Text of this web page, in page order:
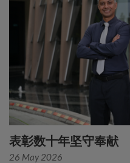
表彰数十年坚守奉献
26 May 2026